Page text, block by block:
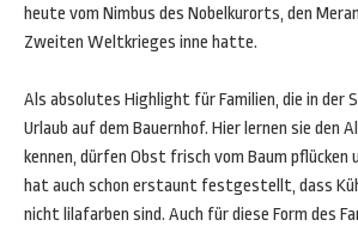
heute vom Nimbus des Nobelkurorts, den
Zweiten Weltkrieges inne hatte.
Als absolutes Highlight für Familien, die in der
Urlaub auf dem Bauernhof. Hier lernen sie den
kennen, dürfen Obst frisch vom Baum pflücken
hat auch schon erstaunt festgestellt, dass
nicht lilafarben sind. Auch für diese Form des